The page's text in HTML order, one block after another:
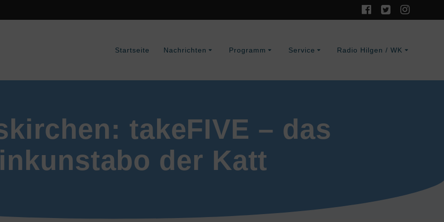
Startseite Nachrichten Programm Service Radio Hilgen / WK
takeFIVE – das
der Katt